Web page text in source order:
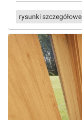
rysunki szczegółowe